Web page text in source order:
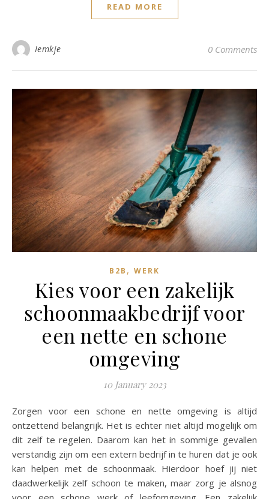
READ MORE
Iemkje 0 Comments
B2B , WERK
Kies voor een zakelijk
schoonmaakbedrijf voor
een nette en schone
omgeving
10 January 2023
Zorgen voor een schone en nette omgeving is altijd
ontzettend belangrijk. Het is echter niet altijd mogelijk om
dit zelf te regelen. Daarom kan het in sommige gevallen
verstandig zijn om een extern bedrijf in te huren dat je ook
kan helpen met de schoonmaak. Hierdoor hoef jij niet
daadwerkelijk zelf schoon te maken, maar zorg je alsnog